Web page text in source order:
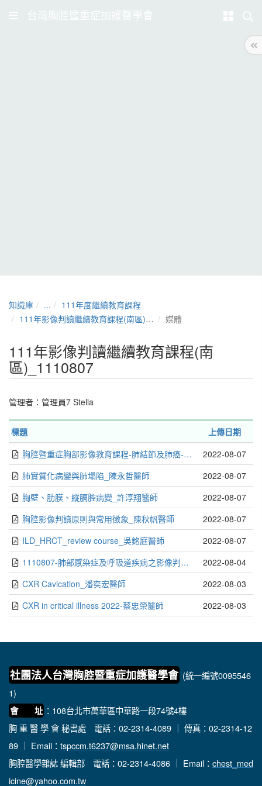
台灣胸腔暨重症加護醫學會
知識庫 ...
111年度繼續教育課程
111年影像判讀繼續教育課程(南區)_1110807
媒體
111年影像判讀繼續教育課程(南
區)_1110807
管理者： 管理員7 Stella
標題
上傳日期
胸腔暨重症胸部影像教育課程-肺結節及肺癌-林旻希醫師
2022-08-07
肺實質化病變與肺塌陷_陳永哲醫師
2022-08-07
胸壁、肋膜、縱膈腔病變_許淳翔醫師
2022-08-07
胸腔影像判讀原則與常用徵象_陳秋帆醫師
2022-08-07
ILD_HRCT_review course_吳銘庭醫師
2022-08-07
1110807-肺部感染症及呼吸道疾病之影像判讀-朱國安醫師
2022-08-04
CXR Cavication_潘奕宏醫師
2022-08-03
CXR in critical illness 2022-蔡忠榮醫師
2022-08-03
社團法人台灣胸腔暨重症加護醫學會 (統一編號0095546
1)
會 址 ：108台北市萬華區中華路一段74號4樓
胸 重 醫 學 會 秘書處 電話：02-2314-4089 ｜ 傳真：02-2314-12
89 ｜ Email： tspccm.t6237@msa.hinet.net
胸腔醫學雜誌 編輯部 電話：02-2314-4086 ｜ Email： chest_med
icine@yahoo.com.tw